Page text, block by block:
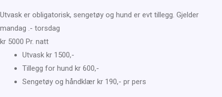
Utvask er obligatorisk, sengetøy og hund er evt tillegg. Gjelder
mandag .- torsdag
kr 5000 Pr. natt
Utvask kr 1500,-
Tillegg for hund kr 600,-​
Sengetøy og håndklær kr 190,- pr pers